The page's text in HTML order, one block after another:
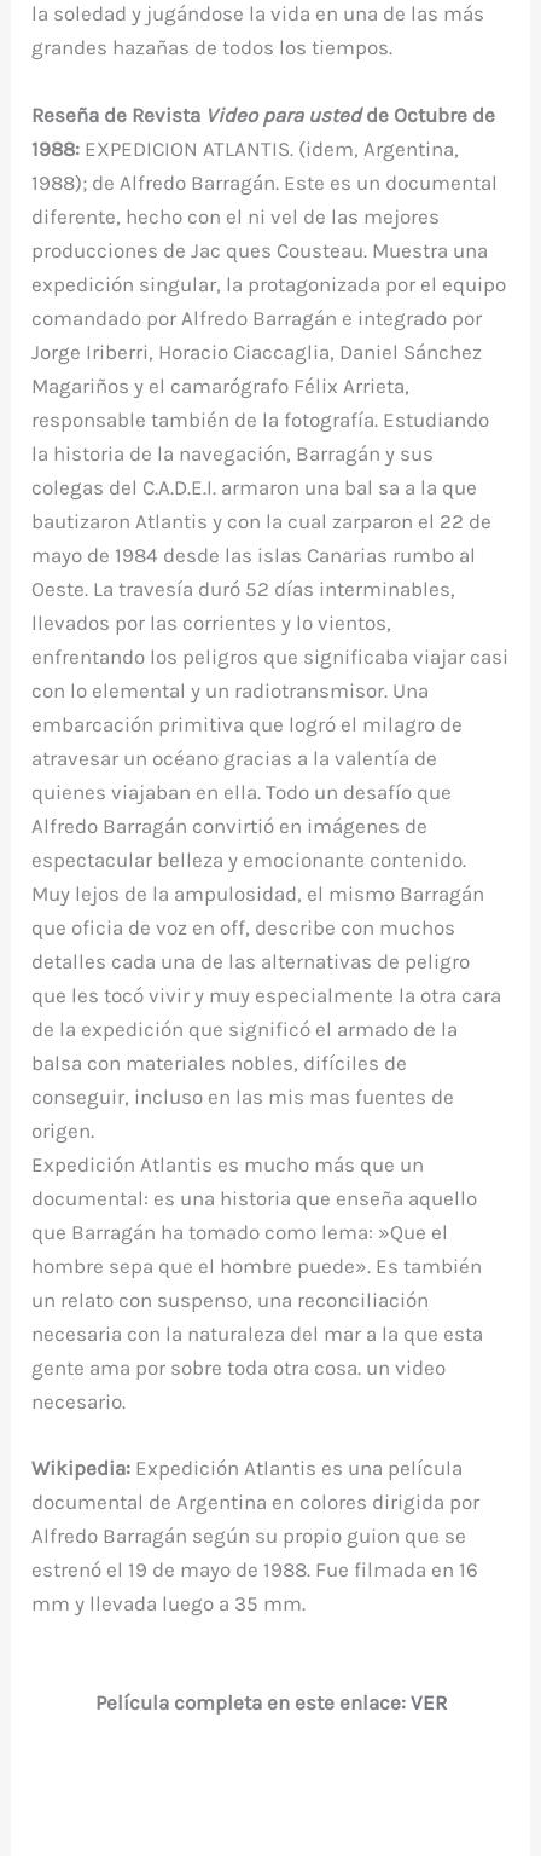
la soledad y jugándose la vida en una de las más
grandes hazañas de todos los tiempos.
Reseña de Revista Video para ustedde Octubre de
1988: EXPEDICION ATLANTIS. (idem, Argentina,
1988); de Alfredo Barragán. Este es un documental
diferente, hecho con el ni vel de las mejores
producciones de Jac ques Cousteau. Muestra una
expedición singular, la protagonizada por el equipo
comandado por Alfredo Barragán e integrado por
Jorge Iriberri, Horacio Ciaccaglia, Daniel Sánchez
Magariños y el camarógrafo Félix Arrieta,
responsable también de la fotografía. Estudiando
la historia de la navegación, Barragán y sus
colegas del C.A.D.E.I. armaron una bal sa a la que
bautizaron Atlantis y con la cual zarparon el 22 de
mayo de 1984 desde las islas Canarias rumbo al
Oeste. La travesía duró 52 días interminables,
llevados por las corrientes y lo vientos,
enfrentando los peligros que significaba viajar casi
con lo elemental y un radiotransmisor. Una
embarcación primitiva que logró el milagro de
atravesar un océano gracias a la valentía de
quienes viajaban en ella. Todo un desafío que
Alfredo Barragán convirtió en imágenes de
espectacular belleza y emocionante contenido.
Muy lejos de la ampulosidad, el mismo Barragán
que oficia de voz en off, describe con muchos
detalles cada una de las alternativas de peligro
que les tocó vivir y muy especialmente la otra cara
de la expedición que significó el armado de la
balsa con materiales nobles, difíciles de
conseguir, incluso en las mis mas fuentes de
origen.
Expedición Atlantis es mucho más que un
documental: es una historia que enseña aquello
que Barragán ha tomado como lema: »Que el
hombre sepa que el hombre puede». Es también
un relato con suspenso, una reconciliación
necesaria con la naturaleza del mar a la que esta
gente ama por sobre toda otra cosa. un video
necesario.
Wikipedia: Expedición Atlantis es una película
documental de Argentina en colores dirigida por
Alfredo Barragán según su propio guion que se
estrenó el 19 de mayo de 1988. Fue filmada en 16
mm y llevada luego a 35 mm.
Película completa en este enlace: VER